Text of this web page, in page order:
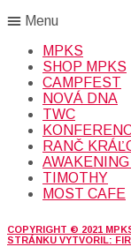
Menu
MPKS
SHOP MPKS
CAMPFEST
NOVÁ DNA
TWC
RANČ
TIMOTHY
MOST CAFE
COPYRIGHT © 2021
STRÁNKU VYTVORIL: